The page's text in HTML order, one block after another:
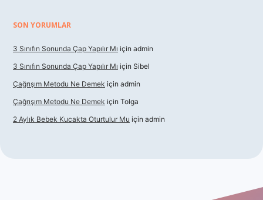
SON YORUMLAR
3 Sınıfın Sonunda Çap Yapılır Mı için admin
3 Sınıfın Sonunda Çap Yapılır Mı için Sibel
Çağrışım Metodu Ne Demek için admin
Çağrışım Metodu Ne Demek için Tolga
2 Aylık Bebek Kucakta Oturtulur Mu için admin